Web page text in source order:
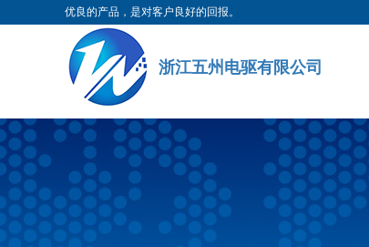
优良的产品，是对客户良好的回报。
浙江五州电驱有限公司